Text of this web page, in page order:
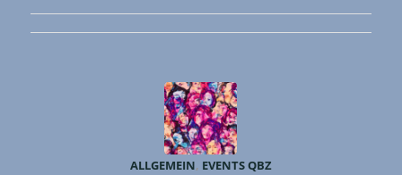
ALLGEMEIN, EVENTS QBZ